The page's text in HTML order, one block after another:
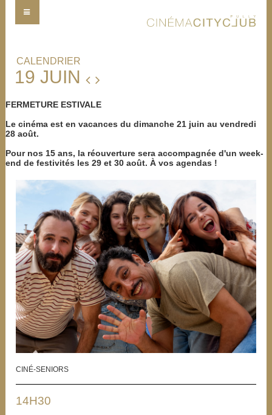
19 JUIN
FERMETURE ESTIVALE
Le cinéma est en vacances du dimanche 21 juin au vendredi
28 août.
Pour nos 15 ans, la réouverture sera accompagnée d'un week-
end de festivités les 29 et 30 août. À vos agendas !
CINÉ-SENIORS
14H30
CALENDRIER